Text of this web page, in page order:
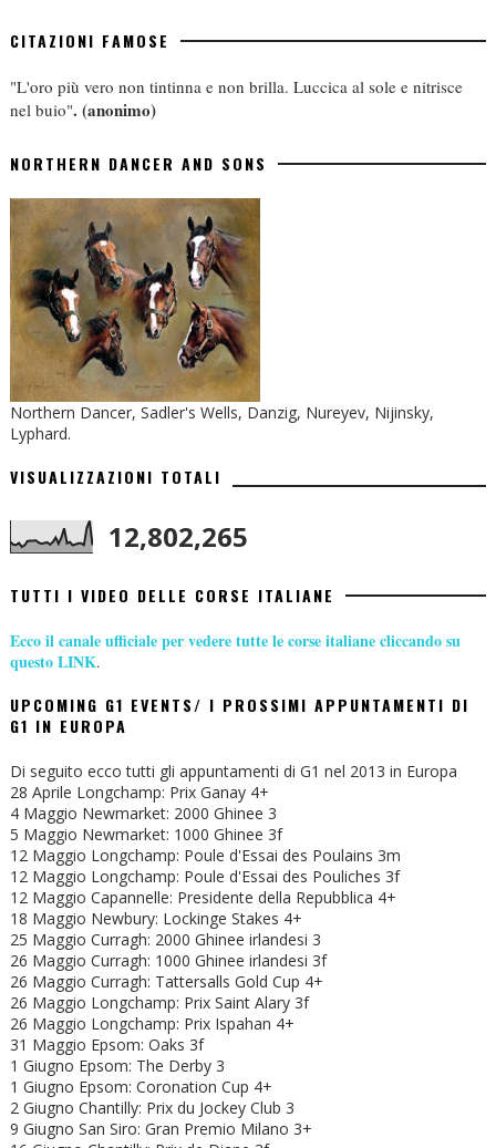
CITAZIONI FAMOSE
"L'oro più vero non tintinna e non brilla. Luccica al sole e nitrisce
nel buio". (anonimo)
NORTHERN DANCER AND SONS
Northern Dancer, Sadler's Wells, Danzig, Nureyev, Nijinsky,
Lyphard.
VISUALIZZAZIONI TOTALI
12,802,265
TUTTI I VIDEO DELLE CORSE ITALIANE
Ecco il canale ufficiale per vedere tutte le corse italiane cliccando su
questo LINK.
UPCOMING G1 EVENTS/ I PROSSIMI APPUNTAMENTI DI
G1 IN EUROPA
Di seguito ecco tutti gli appuntamenti di G1 nel 2013 in Europa
28 Aprile Longchamp: Prix Ganay 4+
4 Maggio Newmarket: 2000 Ghinee 3
5 Maggio Newmarket: 1000 Ghinee 3f
12 Maggio Longchamp: Poule d'Essai des Poulains 3m
12 Maggio Longchamp: Poule d'Essai des Pouliches 3f
12 Maggio Capannelle: Presidente della Repubblica 4+
18 Maggio Newbury: Lockinge Stakes 4+
25 Maggio Curragh: 2000 Ghinee irlandesi 3
26 Maggio Curragh: 1000 Ghinee irlandesi 3f
26 Maggio Curragh: Tattersalls Gold Cup 4+
26 Maggio Longchamp: Prix Saint Alary 3f
26 Maggio Longchamp: Prix Ispahan 4+
31 Maggio Epsom: Oaks 3f
1 Giugno Epsom: The Derby 3
1 Giugno Epsom: Coronation Cup 4+
2 Giugno Chantilly: Prix du Jockey Club 3
9 Giugno San Siro: Gran Premio Milano 3+